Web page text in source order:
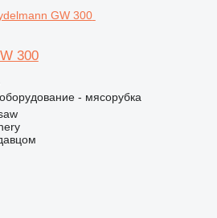
300
- мясорубка